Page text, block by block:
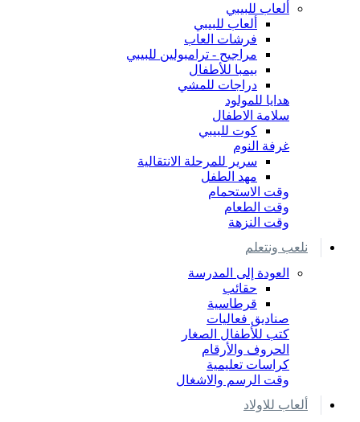
ألعاب للبيبي
ألعاب للبيبي
فرشات العاب
مراجيح - ترامبولين للبيبي
بيمبا للأطفال
دراجات للمشي
هدايا للمولود
سلامة الاطفال
كوت للبيبي
غرفة النوم
سرير للمرحلة الانتقالية
مهد الطفل
وقت الاستحمام
وقت الطعام
وقت النزهة
نلعب ونتعلم
العودة إلى المدرسة
حقائب
قرطاسية
صناديق فعاليات
كتب للأطفال الصغار
الحروف والأرقام
كراسات تعليمية
وقت الرسم والاشغال
ألعاب للاولاد